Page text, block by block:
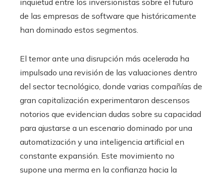
de las empresas de software que históricamente
han dominado estos segmentos.
El temor ante una disrupción más acelerada ha
impulsado una revisión de las valuaciones dentro
del sector tecnológico, donde varias compañías de
gran capitalización experimentaron descensos
notorios que evidencian dudas sobre su capacidad
para ajustarse a un escenario dominado por una
automatización y una inteligencia artificial en
constante expansión. Este movimiento no
supone una merma en la confianza hacia la